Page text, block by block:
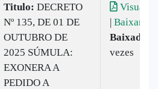
Titulo: DECRETO
Nº 135, DE 01 DE
OUTUBRO DE
2025 SÚMULA:
EXONERA A
PEDIDO A
| Baixar
Baixado:
vezes